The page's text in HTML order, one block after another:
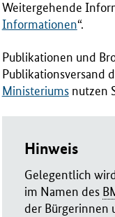
Weitergehende
Informationen“.
Publikationen und
Publikationsversand
Ministeriumsnutzen
Hinweis
Gelegentlich
im Namen des
der Bürgerinnen